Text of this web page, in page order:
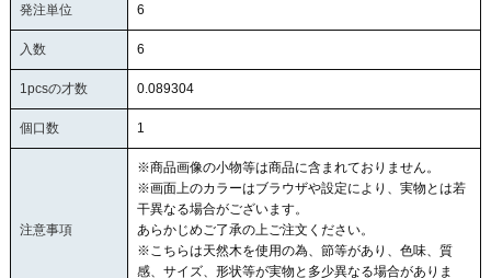
発注単位 6
入数 6
1pcsの才数 0.089304
個口数 1
注意事項
※商品画像の小物等は商品に含まれておりません。
※画面上のカラーはブラウザや設定により、実物とは若
干異なる場合がございます。
あらかじめご了承の上ご注文ください。
※こちらは天然木を使用の為、節等があり、色味、質
感、サイズ、形状等が実物と多少異なる場合がありま